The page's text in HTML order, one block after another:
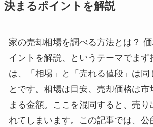
決まるポイントを解説
家の売却相場を調べる方法とは？
イントを解説、というテーマでまず
は、「相場」と「売れる値段」は同
とです。相場は目安、売却価格は市
まる金額。ここを混同すると、売り
れてしまいます。この記事では、公